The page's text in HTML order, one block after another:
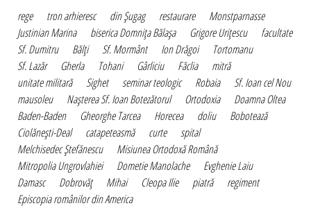
rege tron arhieresc din Şugag restaurare
Monstparnasse
Justinian Marina
biserica Domniţa Bălaşa Grigore Uriţescu
facultate
Sf. Dumitru
Bălţi Sf. Mormânt Ion Drăgoi
Tortomanu
Sf. Lazăr
Gherla Tohani Gârliciu Făclia
mitră
unitate militară
Sighet seminar teologic Robaia
Sf. Ioan cel Nou
mausoleu
Naşterea Sf. Ioan Botezătorul Ortodoxia
Doamna Oltea
Baden-Baden
Gheorghe Tarcea Horecea doliu
Bobotează
Ciolăneşti-Deal
catapeteasmă curte
spital
Melchisedec Ştefănescu
Misiunea Ortodoxă Română
Mitropolia Ungrovlahiei
Dometie Manolache
Evghenie Laiu
Damasc
Dobrovăţ Mihai Cleopa Ilie piatră
regiment
Episcopia românilor din America